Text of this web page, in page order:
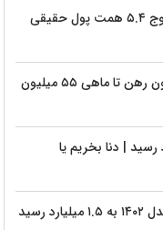
بورس سبز ماند اما ۵۶۰ نماد منفی شدند؛ خروج ۵.۴ همت پول حقیقی
اجاره خانه در طرشت چقدر شد؟ از ۴۰۰ میلیون رهن تا ماهی ۵۵ میلیون
اتوماتیک به ۲.۶۹ میلیارد رسید | دنا بخریم یا
پژو پارس ۲۱ ساله ۷۲۰ میلیون تومان؛ آگهی مدل ۱۴۰۲ به ۱.۵ میلیارد رسید